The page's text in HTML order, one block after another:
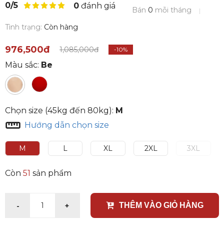
0/5 0 đánh giá Bán 0 mỗi tháng
Tình trạng: Còn hàng
976,500đ 1,085,000đ -10%
Màu sắc: Be
Chọn size (45kg đến 80kg): M
Hướng dẫn chọn size
M L XL 2XL 3XL
Còn 51 sản phẩm
- 1 + THÊM VÀO GIỎ HÀNG